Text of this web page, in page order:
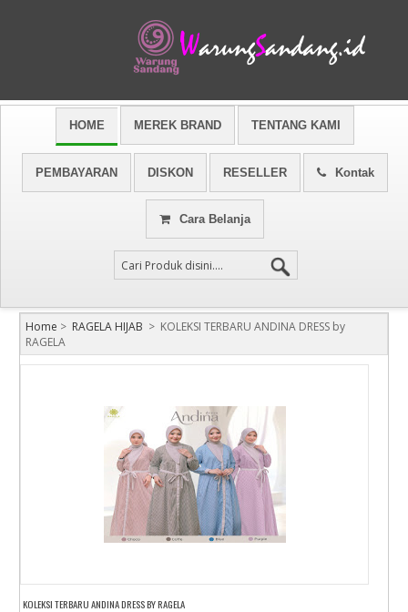
HOME MEREK BRAND TENTANG KAMI
PEMBAYARAN DISKON RESELLER Kontak
Cara Belanja
Home > RAGELA HIJAB > KOLEKSI TERBARU ANDINA DRESS by
RAGELA
KOLEKSI TERBARU ANDINA DRESS BY RAGELA